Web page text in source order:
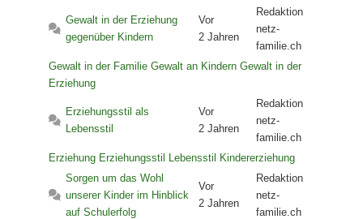
Gewalt in der Erziehung
gegenüber Kindern
Vor
2 Jahren
Redaktion
netz-
familie.ch
Gewalt in der Familie Gewalt an Kindern Gewalt in der
Erziehung
Erziehungsstil als
Lebensstil
Vor
2 Jahren
Redaktion
netz-
familie.ch
Erziehung Erziehungsstil Lebensstil
Kindererziehung
Sorgen um das Wohl
unserer Kinder im Hinblick
auf Schulerfolg
Vor
2 Jahren
Redaktion
netz-
familie.ch